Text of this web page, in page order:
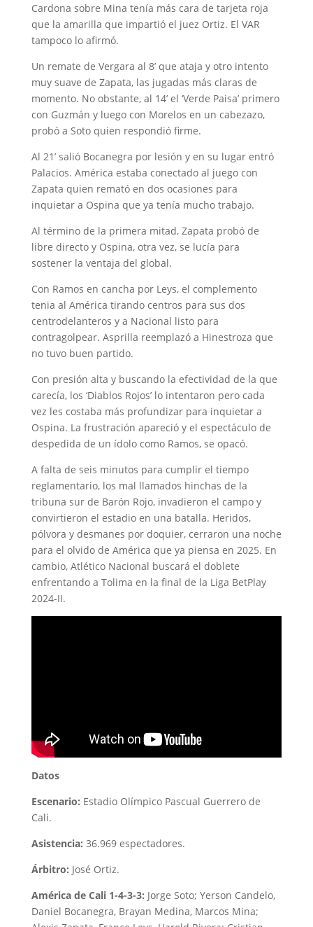
Cardona sobre Mina tenía más cara de tarjeta roja
que la amarilla que impartió el juez Ortiz. El VAR
tampoco lo afirmó.
Un remate de Vergara al 8’ que ataja y otro intento
muy suave de Zapata, las jugadas más claras de
momento. No obstante, al 14’ el ‘Verde Paisa’ primero
con Guzmán y luego con Morelos en un cabezazo,
probó a Soto quien respondió firme.
Al 21’ salió Bocanegra por lesión y en su lugar entró
Palacios. América estaba conectado al juego con
Zapata quien remató en dos ocasiones para
inquietar a Ospina que ya tenía mucho trabajo.
Al término de la primera mitad, Zapata probó de
libre directo y Ospina, otra vez, se lucía para
sostener la ventaja del global.
Con Ramos en cancha por Leys, el complemento
tenia al América tirando centros para sus dos
centrodelanteros y a Nacional listo para
contragolpear. Asprilla reemplazó a Hinestroza que
no tuvo buen partido.
Con presión alta y buscando la efectividad de la que
carecía, los ‘Diablos Rojos’ lo intentaron pero cada
vez les costaba más profundizar para inquietar a
Ospina. La frustración apareció y el espectáculo de
despedida de un ídolo como Ramos, se opacó.
A falta de seis minutos para cumplir el tiempo
reglamentario, los mal llamados hinchas de la
tribuna sur de Barón Rojo, invadieron el campo y
convirtieron el estadio en una batalla. Heridos,
pólvora y desmanes por doquier, cerraron una noche
para el olvido de América que ya piensa en 2025. En
cambio, Atlético Nacional buscará el doblete
enfrentando a Tolima en la final de la Liga BetPlay
2024-II.
Datos
Escenario: Estadio Olímpico Pascual Guerrero de
Cali.
Asistencia: 36.969 espectadores.
Árbitro: José Ortiz.
América de Cali 1-4-3-3: Jorge Soto; Yerson Candelo,
Daniel Bocanegra, Brayan Medina, Marcos Mina;